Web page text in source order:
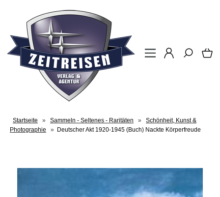
Startseite » Sammeln - Seltenes - Raritäten »
Schönheit, Kunst &
Photographie
» Deutscher Akt 1920-1945 (Buch) Nackte Körperfreude